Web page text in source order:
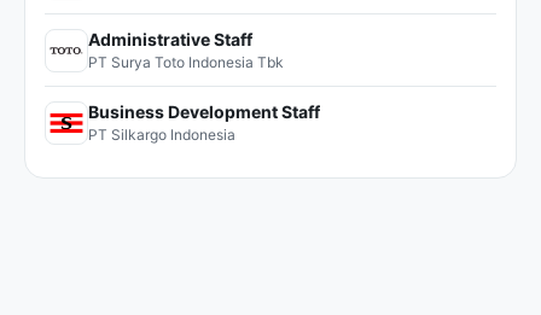
Administrative Staff
PT Surya Toto Indonesia Tbk
Business Development Staff
PT Silkargo Indonesia